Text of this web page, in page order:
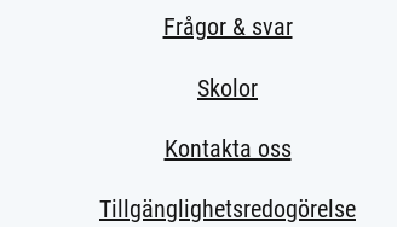
Frågor & svar
Skolor
Kontakta oss
Tillgänglighetsredogörelse